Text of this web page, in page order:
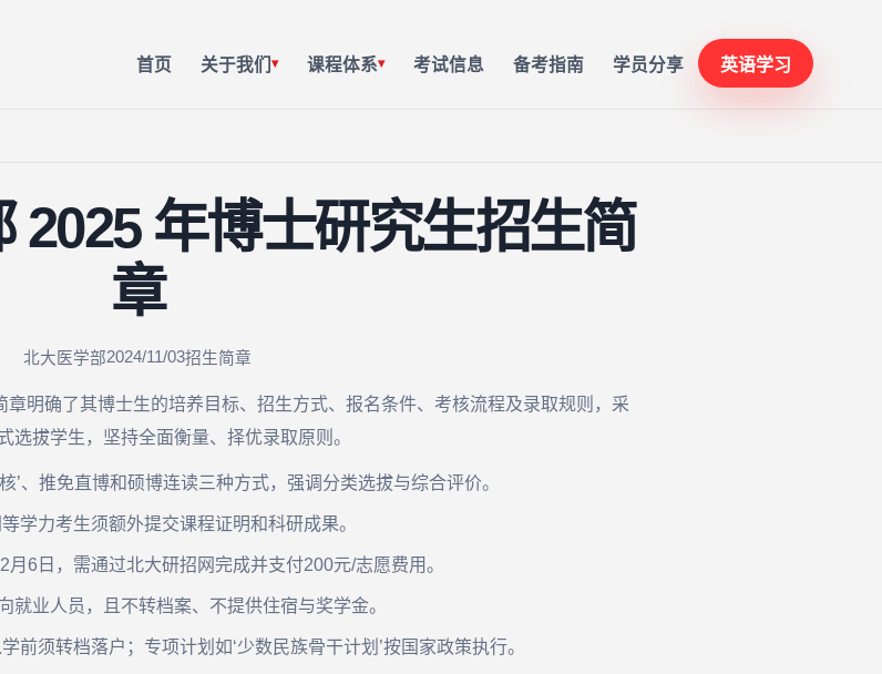
首页 关于我们 ▾ 课程体系▾ 考试信息 备考指南 学员分享 英语学习
2025 年博士研究生招生简
章
北大医学部2024/11/03招生简章
明确了其博士生的培养目标、招生方式、报名条件、考核流程及录取规则，采
选拔学生，坚持全面衡量、择优录取原则。
’、推免直博和硕博连读三种方式，强调分类选拔与综合评价。
学力考生须额外提交课程证明和科研成果。
月6日，需通过北大研招网完成并支付200元/志愿费用。
业人员，且不转档案、不提供住宿与奖学金。
前须转档落户；专项计划如‘少数民族骨干计划’按国家政策执行。